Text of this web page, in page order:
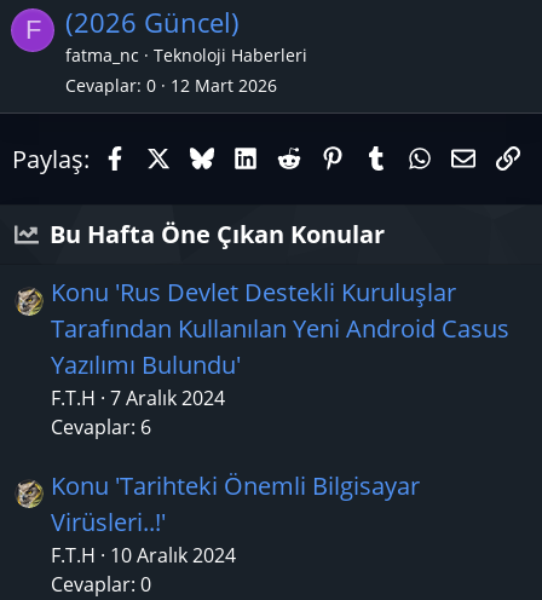
F
ı
k
l
(2026 Güncel)
fatma_nc
Teknoloji Haberleri
Cevaplar 0 12 Mart 2026
Paylaş: FacebookX (Twitter)
BlueskyLinkedIn
RedditPinterestTumblrE-
Bu Hafta Öne Çıkan Konular
Konu 'Rus Devlet Destekli Kuruluşlar
Tarafından Kullanılan Yeni Android Casus
Yazılımı Bulundu'
F.T.H 7 Aralık 2024
Cevaplar: 6
Konu 'Tarihteki Önemli Bilgisayar
Virüsleri..!'
F.T.H
10 Aralık 2024
Cevaplar: 0